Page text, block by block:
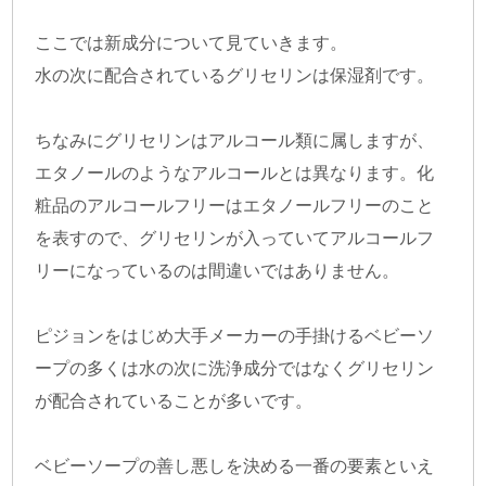
ここでは新成分について見ていきます。
水の次に配合されているグリセリンは保湿剤です。
ちなみにグリセリンはアルコール類に属しますが、
エタノールのようなアルコールとは異なります。化
粧品のアルコールフリーはエタノールフリーのこと
を表すので、グリセリンが入っていてアルコールフ
リーになっているのは間違いではありません。
ピジョンをはじめ大手メーカーの手掛けるベビーソ
ープの多くは水の次に洗浄成分ではなくグリセリン
が配合されていることが多いです。
ベビーソープの善し悪しを決める一番の要素といえ